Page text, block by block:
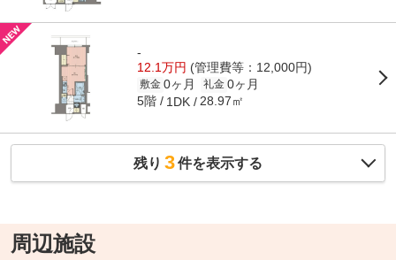
-
12.1万円 (管理費等：12,000円)
敷金 0ヶ月 礼金 0ヶ月
5階 1DK 28.97㎡
残り 3件を表示する
周辺施設